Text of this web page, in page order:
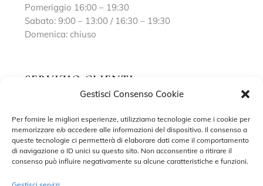
Gestisci Consenso Cookie
Per fornire le migliori esperienze, utilizziamo tecnologie come i cookie per
memorizzare e/o accedere alle informazioni del dispositivo. Il consenso a
queste tecnologie ci permetterà di elaborare dati come il comportamento
di navigazione o ID unici su questo sito. Non acconsentire o ritirare il
consenso può influire negativamente su alcune caratteristiche e funzioni.
Pomeriggio 16:00 – 19:30
Sabato: 9:00 – 13:00 / 16:30 – 19:30
Domenica: chiuso
SERVIZIO CLIENTI
Contatti
Privacy Policy